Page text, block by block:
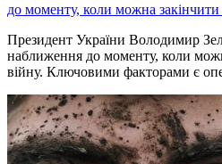
до моменту, коли можна закінчити
Президент України Володимир
наближення до моменту, коли
війну. Ключовими факторами є